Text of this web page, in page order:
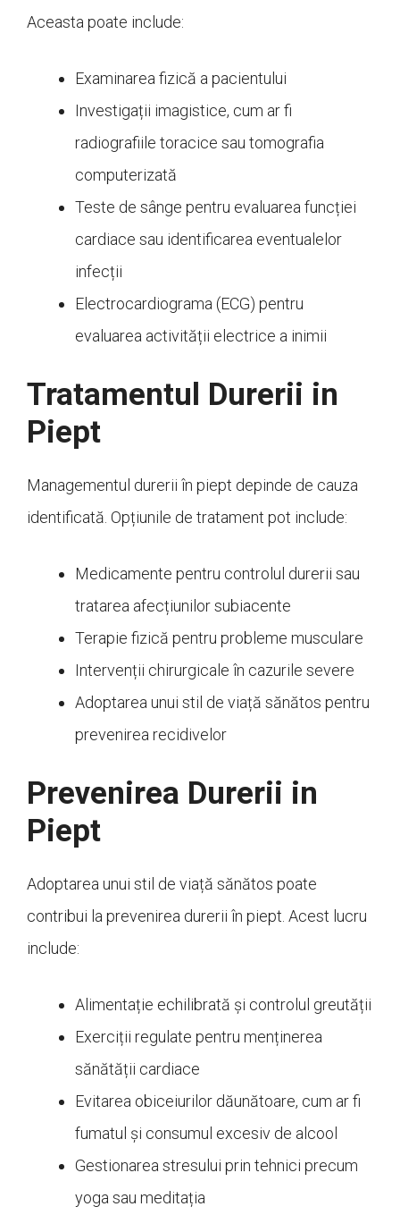
Aceasta poate include:
Examinarea fizică a pacientului
Investigații imagistice, cum ar fi
radiografiile toracice sau tomografia
computerizată
Teste de sânge pentru evaluarea funcției
cardiace sau identificarea eventualelor
infecții
Electrocardiograma (ECG) pentru
evaluarea activității electrice a inimii
Tratamentul Durerii in
Piept
Managementul durerii în piept depinde de cauza
identificată. Opțiunile de tratament pot include:
Medicamente pentru controlul durerii sau
tratarea afecțiunilor subiacente
Terapie fizică pentru probleme musculare
Intervenții chirurgicale în cazurile severe
Adoptarea unui stil de viață sănătos pentru
prevenirea recidivelor
Prevenirea Durerii in
Piept
Adoptarea unui stil de viață sănătos poate
contribui la prevenirea durerii în piept. Acest lucru
include:
Alimentație echilibrată și controlul greutății
Exerciții regulate pentru menținerea
sănătății cardiace
Evitarea obiceiurilor dăunătoare, cum ar fi
fumatul și consumul excesiv de alcool
Gestionarea stresului prin tehnici precum
yoga sau meditația